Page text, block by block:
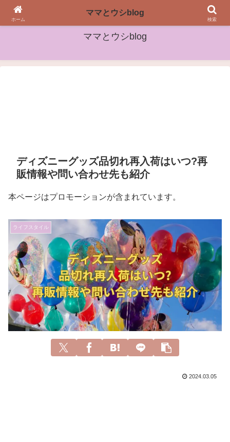
女性や子どもたちに役立つ情報をお届け
ママとウシblog
ディズニーグッズ品切れ再入荷はいつ?再
販情報や問い合わせ先も紹介
本ページはプロモーションが含まれています。
ライフスタイル
2024.03.05
ホーム
ママとウシblog
検索